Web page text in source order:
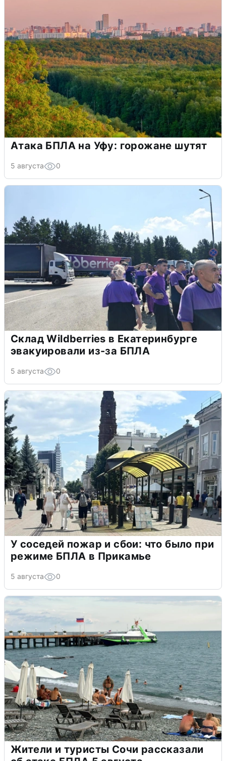
Атака БПЛА на Уфу: горожане шутят
5 августа 0
Склад Wildberries в Екатеринбурге
эвакуировали из-за БПЛА
5 августа 0
У соседей пожар и сбои: что было при
режиме БПЛА в Прикамье
5 августа 0
Жители и туристы Сочи рассказали